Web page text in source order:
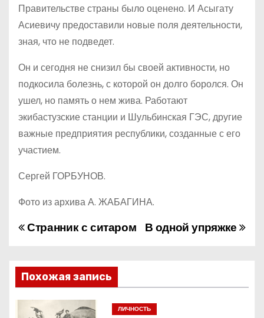
Правительстве страны было оценено. И Асыгату
Асиевичу предоставили новые поля деятельности,
зная, что не подведет.
Он и сегодня не снизил бы своей активности, но
подкосила болезнь, с которой он долго боролся. Он
ушел, но память о нем жива. Работают
экибастузские станции и Шульбинская ГЭС, другие
важные предприятия республики, созданные с его
участием.
Сергей ГОРБУНОВ.
Фото из архива А. ЖАБАГИНА.
Н
в
и
В одной упряжке
Странник с ситаром
Похожая запись
ЛИЧНОСТЬ